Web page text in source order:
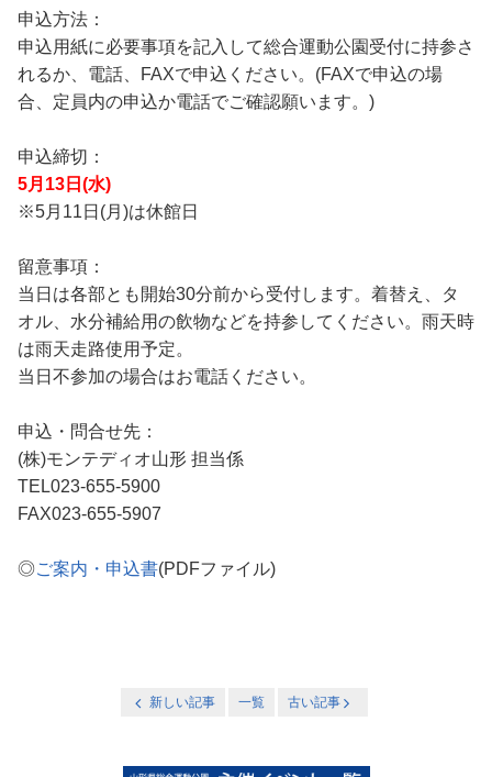
申込方法：
申込用紙に必要事項を記入して総合運動公園受付に持参さ
れるか、電話、FAXで申込ください。(FAXで申込の場
合、定員内の申込か電話でご確認願います。)
申込締切：
5月13日(水)
※5月11日(月)は休館日
留意事項：
当日は各部とも開始30分前から受付します。着替え、タ
オル、水分補給用の飲物などを持参してください。雨天時
は雨天走路使用予定。
当日不参加の場合はお電話ください。
申込・問合せ先：
(株)モンテディオ山形 担当係
TEL023-655-5900
FAX023-655-5907
◎ご案内・申込書(PDFファイル)
新しい記事 一覧 古い記事